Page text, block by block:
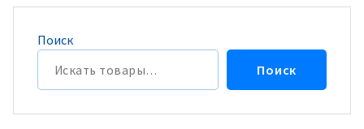
Поиск
Поиск